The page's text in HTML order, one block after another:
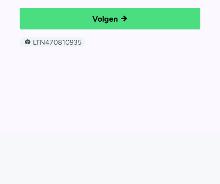
Volgen
LTN470810935